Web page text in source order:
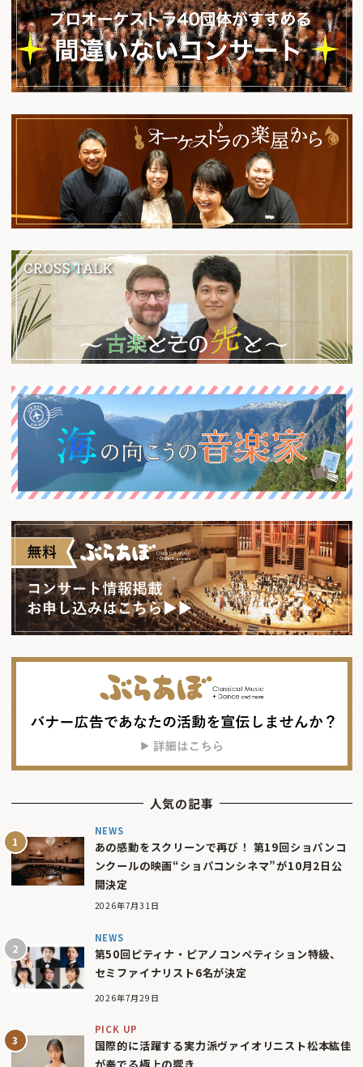
人気の記事
NEWS
あの感動をスクリーンで再び！ 第19回ショパンコ
ンクールの映画“ショパコンシネマ”が10月2日公
開決定
2026年7月31日
NEWS
第50回ピティナ・ピアノコンペティション特級、
セミファイナリスト6名が決定
2026年7月29日
PICK UP
国際的に活躍する実力派ヴァイオリニスト松本紘佳